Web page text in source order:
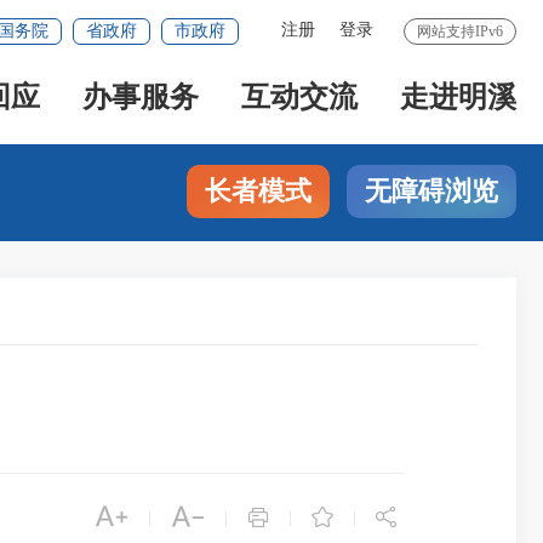
网站支持IPv6
注册 登录
务院 省政府 市政府
应 办事服务 互动交流 走进明溪
长者模式 无障碍浏览
    